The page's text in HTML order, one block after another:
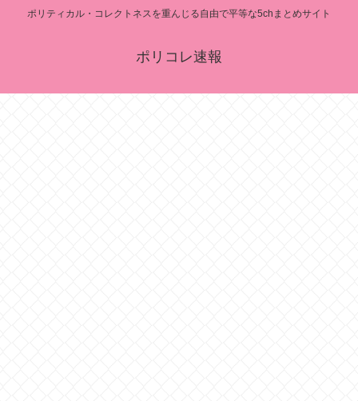
ポリティカル・コレクトネスを重んじる自由で平等な5chまとめサイト
ポリコレ速報